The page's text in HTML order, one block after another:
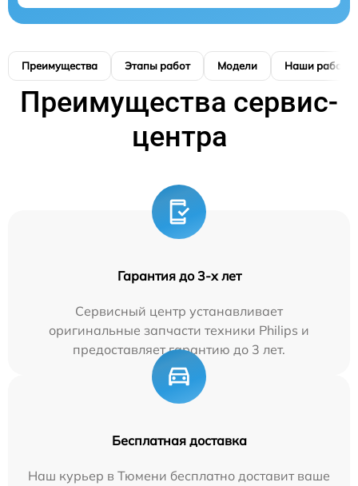
Преимущества Этапы работ Модели Наши работы
Преимущества сервис-
центра
Гарантия до 3-х лет
Сервисный центр устанавливает
оригинальные запчасти техники Philips и
предоставляет гарантию до 3 лет.
Бесплатная доставка
Наш курьер в Тюмени бесплатно доставит ваше